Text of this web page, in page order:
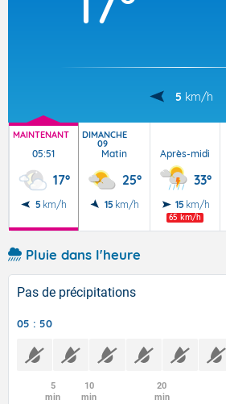
5 km/h
MAINTENANT
05:51
17°
5 km/h
DIMANCHE
09
Matin
25°
15 km/h
Après-midi
33°
15 km/h
65 km/h
Pluie dans l'heure
Pas de précipitations
05 : 50
5
min
10
min
20
min